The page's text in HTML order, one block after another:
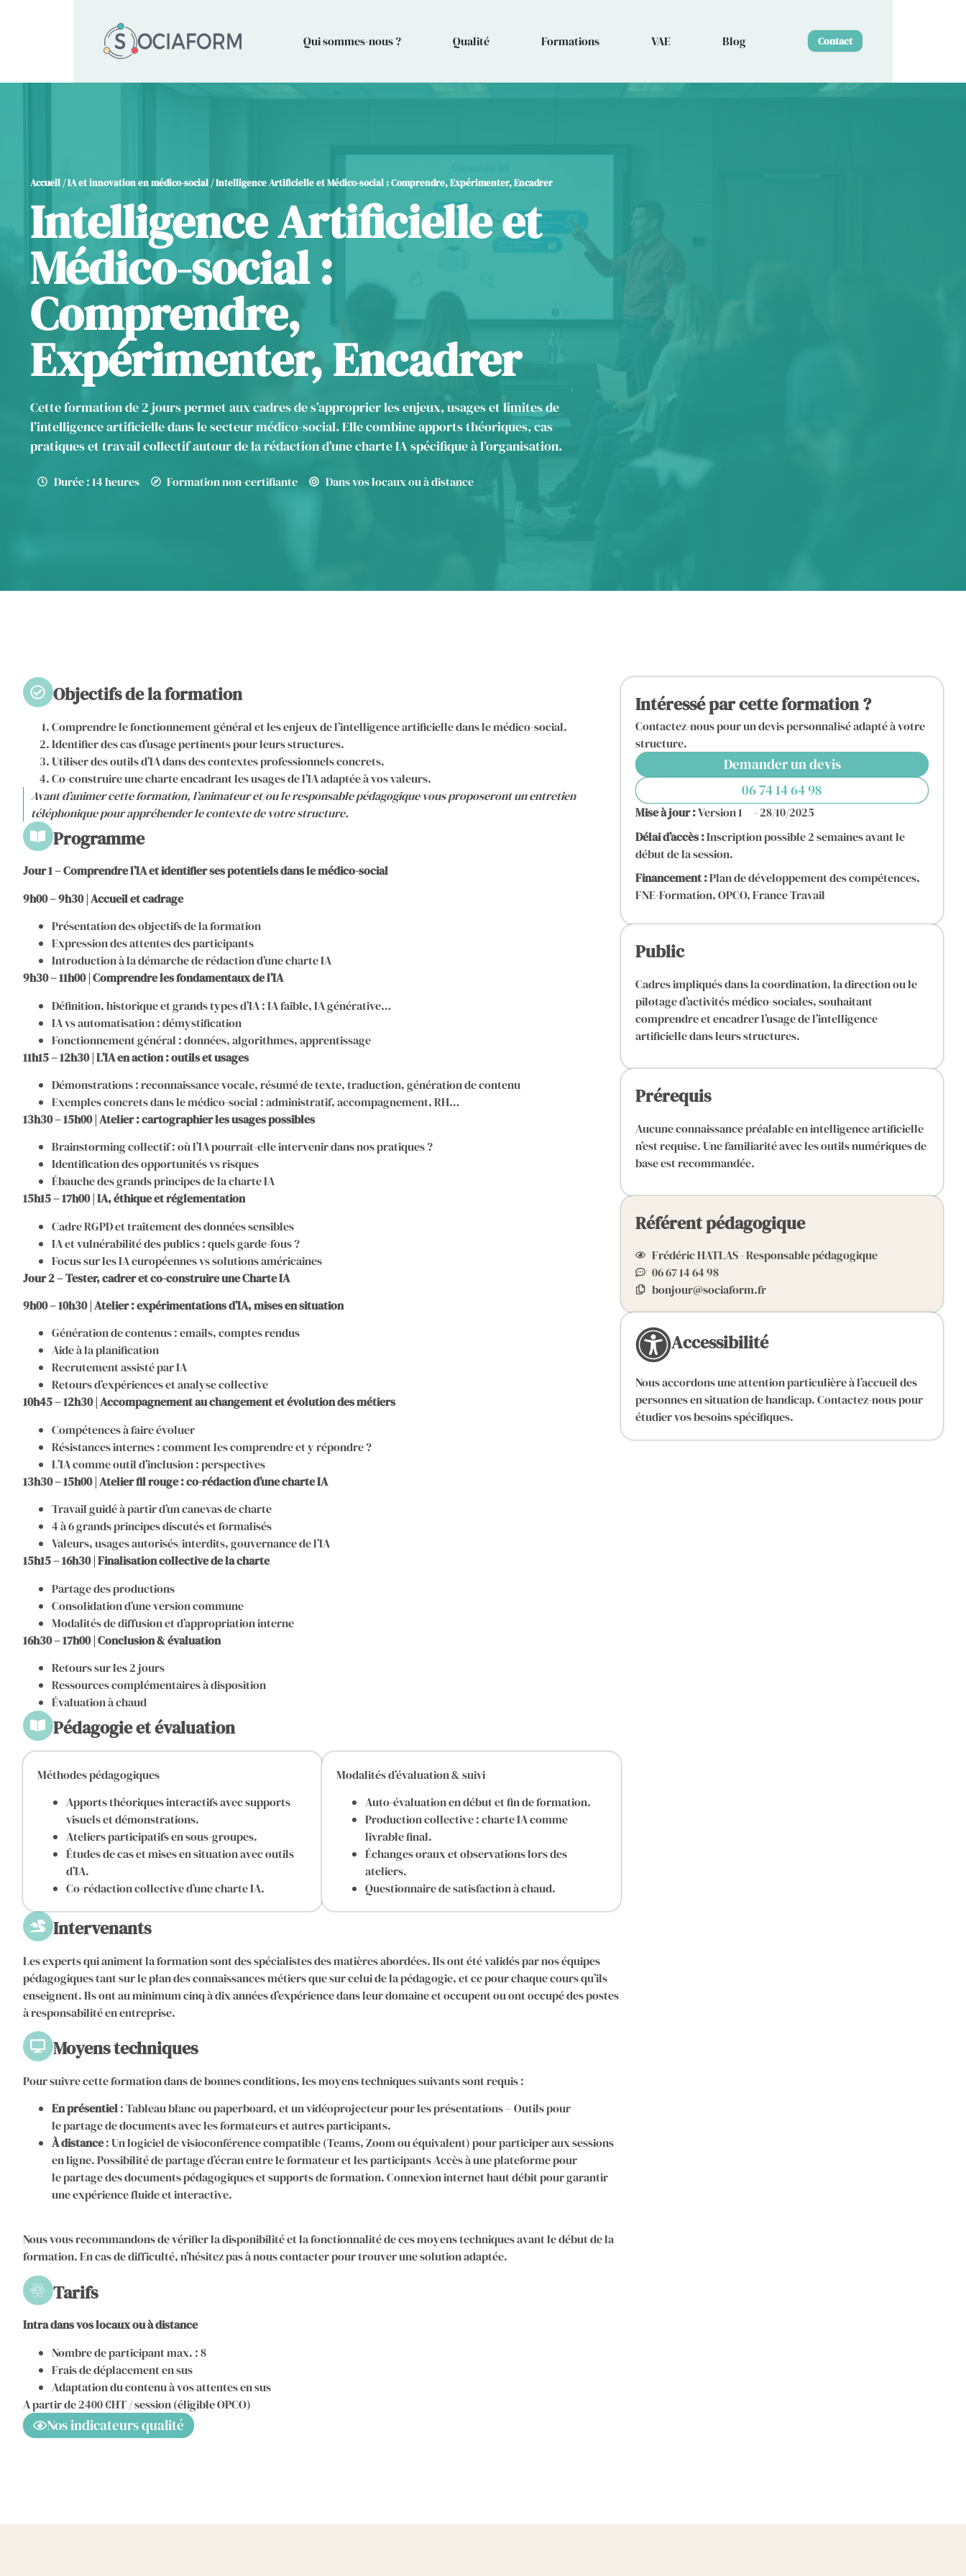
Qui sommes-nous ? Qualité Formations VAE Blog Contact
Accueil /IA et innovation en médico-social / Intelligence Artificielle et Médico-social : Comprendre, Expérimenter, Encadrer
Intelligence Artificielle et
Médico-social :
Comprendre,
Expérimenter, Encadrer
Cette formation de 2 jours permet aux cadres de s’approprier les enjeux, usages et limites de
l’intelligence artificielle dans le secteur médico-social. Elle combine apports théoriques, cas
pratiques et travail collectif autour de la rédaction d’une charte IA spécifique à l’organisation.
Durée : 14 heures Formation non-certifiante Dans vos locaux ou à distance
Objectifs de la formation
Comprendre le fonctionnement général et les enjeux de l’intelligence artificielle dans le médico-social.
Identifier des cas d’usage pertinents pour leurs structures.
Utiliser des outils d’IA dans des contextes professionnels concrets.
Co-construire une charte encadrant les usages de l’IA adaptée à vos valeurs.
Avant d’animer cette formation, l’animateur et/ou le responsable pédagogique vous proposeront un entretien
téléphonique pour appréhender le contexte de votre structure.
Programme
Jour 1 – Comprendre l’IA et identifier ses potentiels dans le médico-social
9h00 – 9h30 | Accueil et cadrage
Présentation des objectifs de la formation
Expression des attentes des participants
Introduction à la démarche de rédaction d’une charte IA
9h30 – 11h00 | Comprendre les fondamentaux de l’IA
Définition, historique et grands types d’IA : IA faible, IA générative…
IA vs automatisation : démystification
Fonctionnement général : données, algorithmes, apprentissage
11h15 – 12h30 | L’IA en action : outils et usages
Démonstrations : reconnaissance vocale, résumé de texte, traduction, génération de contenu
Exemples concrets dans le médico-social : administratif, accompagnement, RH…
13h30 – 15h00 | Atelier : cartographier les usages possibles
Brainstorming collectif : où l’IA pourrait-elle intervenir dans nos pratiques ?
Identification des opportunités vs risques
Ébauche des grands principes de la charte IA
15h15 – 17h00 | IA, éthique et réglementation
Cadre RGPD et traitement des données sensibles
IA et vulnérabilité des publics : quels garde-fous ?
Focus sur les IA européennes vs solutions américaines
Jour 2 – Tester, cadrer et co-construire une Charte IA
9h00 – 10h30 | Atelier : expérimentations d’IA, mises en situation
Génération de contenus : emails, comptes rendus
Aide à la planification
Recrutement assisté par IA
Retours d’expériences et analyse collective
10h45 – 12h30 | Accompagnement au changement et évolution des métiers
Compétences à faire évoluer
Résistances internes : comment les comprendre et y répondre ?
L’IA comme outil d’inclusion : perspectives
13h30 – 15h00 | Atelier fil rouge : co-rédaction d’une charte IA
Travail guidé à partir d’un canevas de charte
4 à 6 grands principes discutés et formalisés
Valeurs, usages autorisés/interdits, gouvernance de l’IA
15h15 – 16h30 | Finalisation collective de la charte
Partage des productions
Consolidation d’une version commune
Modalités de diffusion et d’appropriation interne
16h30 – 17h00 | Conclusion & évaluation
Retours sur les 2 jours
Ressources complémentaires à disposition
Évaluation à chaud
Pédagogie et évaluation
Méthodes pédagogiques
Apports théoriques interactifs avec supports
visuels et démonstrations.
Ateliers participatifs en sous-groupes.
Études de cas et mises en situation avec outils
d’IA.
Co-rédaction collective d’une charte IA.
Modalités d’évaluation & suivi
Auto-évaluation en début et fin de formation.
Production collective : charte IA comme
livrable final.
Échanges oraux et observations lors des
ateliers.
Questionnaire de satisfaction à chaud.
Intervenants
Les experts qui animent la formation sont des spécialistes des matières abordées. Ils ont été validés par nos équipes
pédagogiques tant sur le plan des connaissances métiers que sur celui de la pédagogie, et ce pour chaque cours qu’ils
enseignent. Ils ont au minimum cinq à dix années d’expérience dans leur domaine et occupent ou ont occupé des postes
à responsabilité en entreprise.
Moyens techniques
Pour suivre cette formation dans de bonnes conditions, les moyens techniques suivants sont requis :
En présentiel: Tableau blanc ou paperboard, et un vidéoprojecteur pour les présentations – Outils pour
le partage de documents avec les formateurs et autres participants.
À distance: Un logiciel de visioconférence compatible (Teams, Zoom ou équivalent) pour participer aux sessions
en ligne. Possibilité de partage d’écran entre le formateur et les participants Accès à une plateforme pour
le partage des documents pédagogiques et supports de formation. Connexion internet haut débit pour garantir
une expérience fluide et interactive.
Nous vous recommandons de vérifier la disponibilité et la fonctionnalité de ces moyens techniques avant le début de la
formation. En cas de difficulté, n’hésitez pas à nous contacter pour trouver une solution adaptée.
Tarifs
Intra dans vos locaux ou à distance
Nombre de participant max. : 8
Frais de déplacement en sus
Adaptation du contenu à vos attentes en sus
A partir de 2400 €HT / session (éligible OPCO)
Nos indicateurs qualité
Intéressé par cette formation ?
Contactez-nous pour un devis personnalisé adapté à votre
structure.
Demander un devis
06 74 14 64 98
Mise à jour :Version 1
- 28/10/2025
Délai d’accès :Inscription possible 2 semaines avant le
début de la session.
Financement :Plan de développement des compétences,
FNE-Formation, OPCO, France Travail
Public
Cadres impliqués dans la coordination, la direction ou le
pilotage d’activités médico-sociales, souhaitant
comprendre et encadrer l’usage de l’intelligence
artificielle dans leurs structures.
Prérequis
Aucune connaissance préalable en intelligence artificielle
n’est requise. Une familiarité avec les outils numériques de
base est recommandée.
Référent pédagogique
Frédéric HATLAS - Responsable pédagogique
06 67 14 64 98
bonjour@sociaform.fr
Accessibilité
Nous accordons une attention particulière à l’accueil des
personnes en situation de handicap. Contactez-nous pour
étudier vos besoins spécifiques.